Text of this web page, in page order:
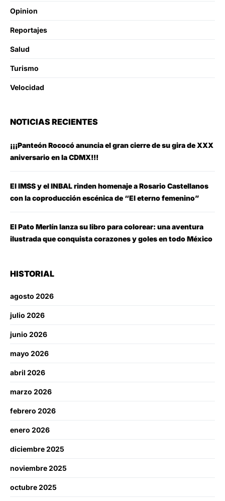
Opinion
Reportajes
Salud
Turismo
Velocidad
NOTICIAS RECIENTES
¡¡¡Panteón Rococó anuncia el gran cierre de su gira de XXX
aniversario en la CDMX!!!
El IMSS y el INBAL rinden homenaje a Rosario Castellanos
con la coproducción escénica de “El eterno femenino”
El Pato Merlín lanza su libro para colorear: una aventura
ilustrada que conquista corazones y goles en todo México
HISTORIAL
agosto 2026
julio 2026
junio 2026
mayo 2026
abril 2026
marzo 2026
febrero 2026
enero 2026
diciembre 2025
noviembre 2025
octubre 2025